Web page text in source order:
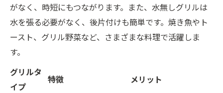
がなく、時短にもつながります。また、水無しグリルは
水を張る必要がなく、後片付けも簡単です。焼き魚やト
ースト、グリル野菜など、さまざまな料理で活躍しま
す。
グリルタ
イプ
特徴 メリット